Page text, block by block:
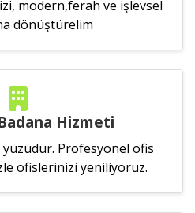
modern,ferah ve işlevsel
dönüştürelim
Hizmeti
Profesyonel ofis
ofislerinizi yeniliyoruz.